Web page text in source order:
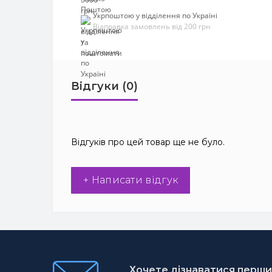
Укрпоштою у відділення по Україні
Відправка замовлень від 200 грн
Відгуки (0)
Відгуків про цей товар ще не було.
+ Написати відгук
Хочете дізнаватися